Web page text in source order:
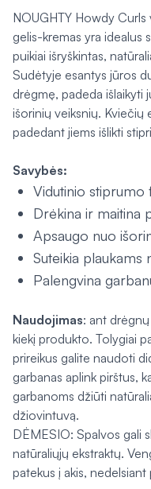
NOUGHTY Howdy Curls
gelis-kremas yra idealus
puikiai išryškintas,
Sudėtyje esantys jūros
drėgmę, padeda išlaikyti
išorinių veiksnių. Kviečių
padedant jiems išlikti
Savybės:
Vidutinio stiprumo
Drėkina ir maitina
Apsaugo nuo
Suteikia plaukams
Palengvina
Naudojimas: ant
kiekį produkto. Tolygiai
prireikus galite naudoti
garbanas aplink pirštus,
garbanoms džiūti
džiovintuvą.
DĖMESIO: Spalvos gali
natūraliųjų ekstraktų.
patekus į akis,